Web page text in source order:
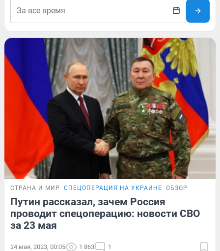
СТРАНА И МИР СПЕЦОПЕРАЦИЯ НА УКРАИНЕ ОБЗОР
Путин рассказал, зачем Россия
проводит спецоперацию: новости СВО
за 23 мая
24 мая, 2023, 00:05 1 863 1